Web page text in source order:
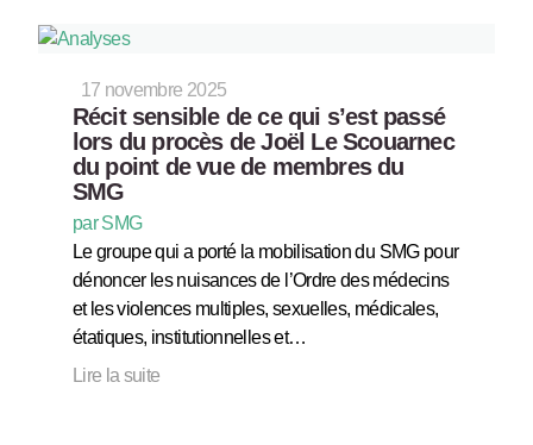
17 novembre 2025
Récit sensible de ce qui s’est passé
lors du procès de Joël Le Scouarnec
du point de vue de membres du
SMG
par SMG
Le groupe qui a porté la mobilisation du SMG pour
dénoncer les nuisances de l’Ordre des médecins
et les violences multiples, sexuelles, médicales,
étatiques, institutionnelles et…
Lire la suite